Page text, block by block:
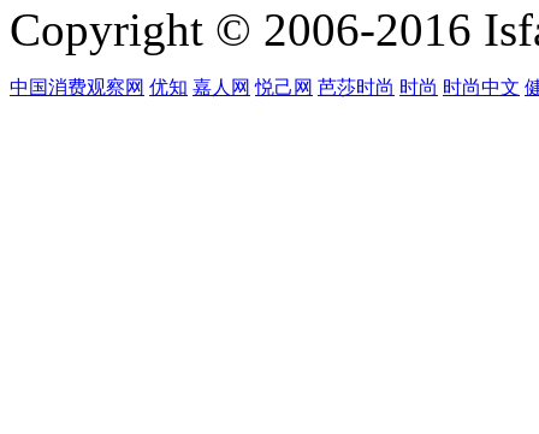
Copyright © 2006-2016
中国消费观察网 优知 嘉人网 悦己网 芭莎时尚 时尚 时尚中文